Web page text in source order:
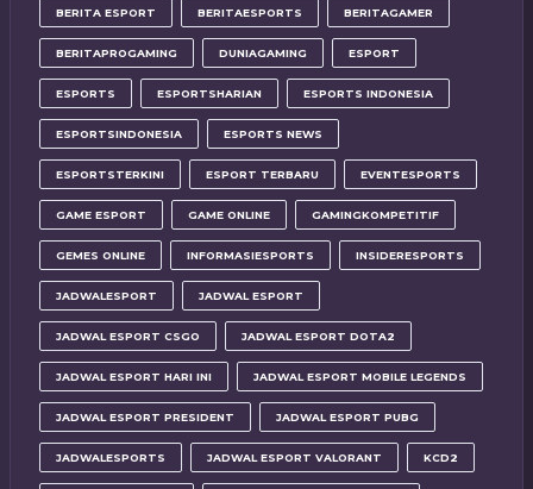
BERITA ESPORT BERITAESPORTS BERITAGAMER
BERITAPROGAMING DUNIAGAMING ESPORT
ESPORTS ESPORTSHARIAN ESPORTS INDONESIA
ESPORTSINDONESIA ESPORTS NEWS
ESPORTSTERKINI ESPORT TERBARU EVENTESPORTS
GAME ESPORT GAME ONLINE GAMINGKOMPETITIF
GEMES ONLINE INFORMASIESPORTS INSIDERESPORTS
JADWALESPORT JADWAL ESPORT
JADWAL ESPORT CSGO JADWAL ESPORT DOTA2
JADWAL ESPORT HARI INI JADWAL ESPORT MOBILE LEGENDS
JADWAL ESPORT PRESIDENT JADWAL ESPORT PUBG
JADWALESPORTS JADWAL ESPORT VALORANT KCD2